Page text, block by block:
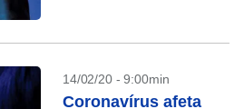
14/02/20 - 9:00min
Coronavírus afeta